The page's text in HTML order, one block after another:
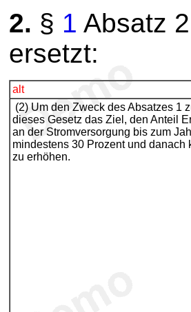
2. § 1 Absatz
ersetzt:
alt
(2) Um den Zweck des Absatzes 1
dieses Gesetz das Ziel, den Anteil
an der Stromversorgung bis zum
mindestens 30 Prozent und danach
zu erhöhen.